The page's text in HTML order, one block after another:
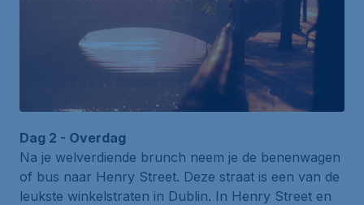
Dag 2 - Overdag
Na je welverdiende brunch neem je de benenwagen
of bus naar Henry Street. Deze straat is een van de
leukste winkelstraten in Dublin. In Henry Street en